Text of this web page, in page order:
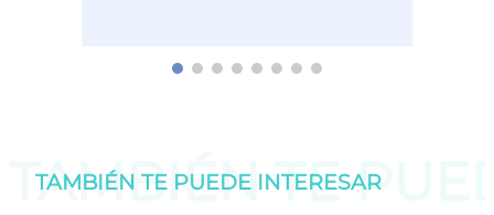
TAMBIÉN TE
TAMBIÉN TE PUEDE INTERESAR